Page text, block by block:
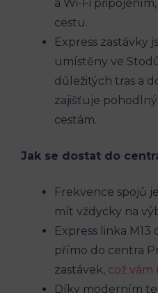
⁢a Wi-Fi
cestu.
Express zastávky
umístěny ​ve⁤
důležitých tras a
zajišťuje
cestám.
Jak se dostat do
Frekvence spojů
mít vždycky na
Express linka
přímo ​do ⁢centra
zastávek, což vám
Díky ⁣moderním